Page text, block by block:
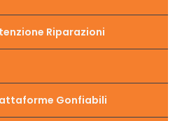
Riparazioni
Gonfiabili